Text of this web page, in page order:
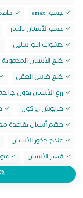
جسور emax
حشو الأسنان بالليزر
حشوات البورسلين
خلع الأسنان المدفونة
خلع ضرس العقل
زرع الأسنان بدون
طربوش زيركون
طقم أسنان بقاعدة
علاج جذور الأسنان
فينير الأسنان